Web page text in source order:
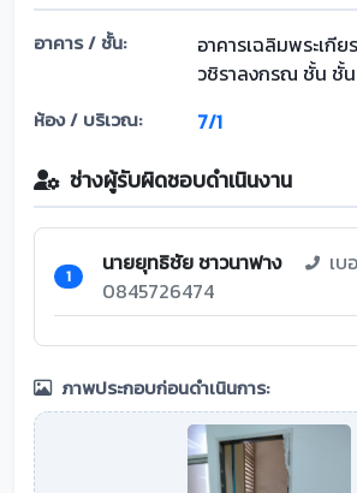
อาคาร / ชั้น:
อาคารเฉลิมพระเกี
วชิราลงกรณ ชั้น ชั้
ห้อง / บริเวณ: 7/1
ช่างผู้รับผิดชอบดำเนินงาน
1 นายยุทธิชัย ชาวนาฟาง
เบ
0845726474
ภาพประกอบก่อนดำเนินการ: